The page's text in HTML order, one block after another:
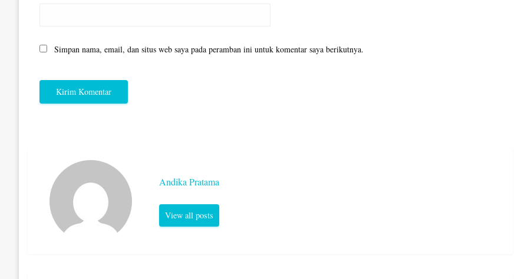
Simpan nama, email, dan situs web saya pada peramban ini untuk komentar saya berikutnya.
Andika Pratama
View all posts